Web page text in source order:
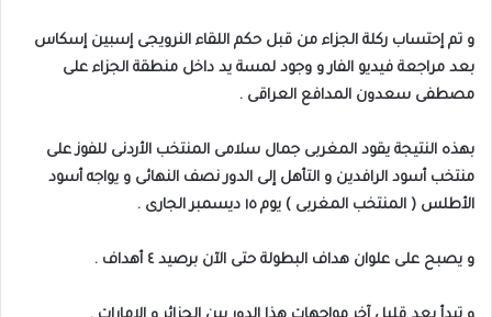
و تم إحتساب ركلة الجزاء من قبل حكم اللقاء النرويجى إسبين إسكاس
بعد مراجعة فيديو الفار و وجود لمسة يد داخل منطقة الجزاء على
مصطفى سعدون المدافع العراقى .
بهذه النتيجة يقود المغربى جمال سلامى المنتخب الأردنى للفوز على
منتخب أسود الرافدين و التأهل إلى الدور نصف النهائى و يواجه أسود
الأطلس ( المنتخب المغربى ) يوم ١٥ ديسمبر الجارى .
و يصبح على علوان هداف البطولة حتى الآن برصيد ٤ أهداف .